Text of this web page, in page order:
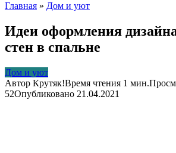
Главная » Дом и уют
Идеи оформления
стен в спальне
Дом и уют
Автор Крутяк!Время чтения 1 мин.
52Опубликовано 21.04.2021